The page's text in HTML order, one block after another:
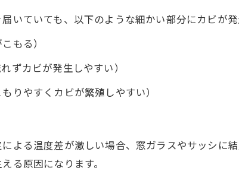
いていても、以下のような細かい部分にカビが発
もる）
れずカビが発生しやすい）
もりやすくカビが繁殖しやすい）
よる温度差が激しい場合、窓ガラスやサッシに
る原因になります。